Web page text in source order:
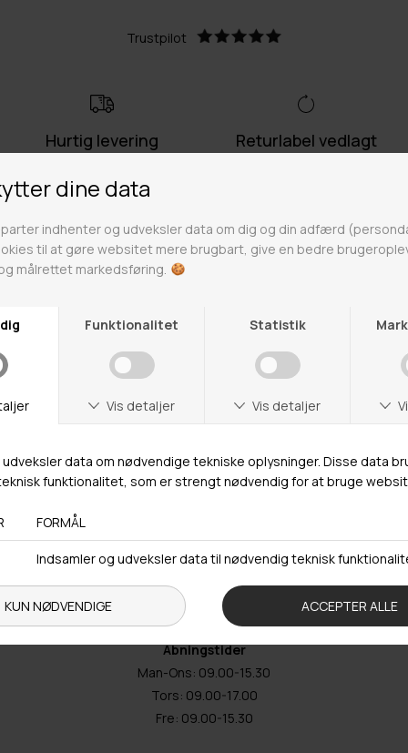
Trustpilot
Hurtig levering
hverdage
Returlabel vedlagt
Fri fragt over 499kr
Odense
Adresse
5260 Odense S
Åbningstider
Man-Ons: 09.00-15.30
Tors: 09.00-17.00
Fre: 09.00-15.30